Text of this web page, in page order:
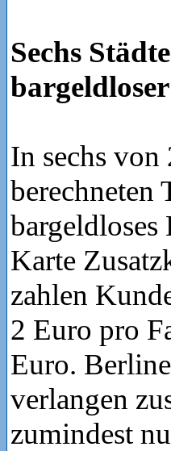
Sechs
In sechs von
berechneten
Karte
zahlen
2 Euro pro
Euro.
verlangen
zumindest